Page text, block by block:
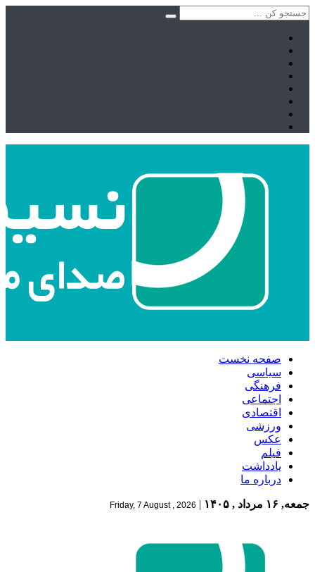
صفحه نخست
سیاسی
فرهنگی
اجتماعی
اقتصادی
ورزشی
عکس
فیلم
یادداشت
درباره ما
جمعه, ۱۶ مرداد , ۱۴۰۵ |
Friday, 7 August , 2026